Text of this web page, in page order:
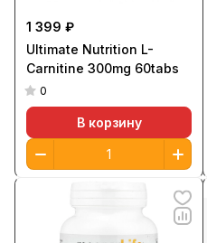
1 399 ₽
Ultimate Nutrition L-
Carnitine 300mg 60tabs
0
В корзину